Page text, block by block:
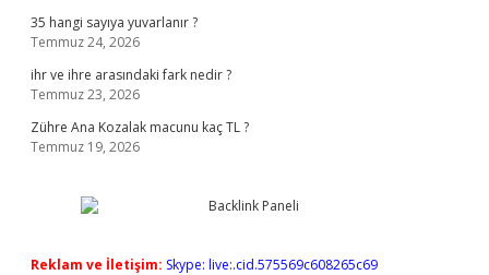
35 hangi sayıya yuvarlanır ?
Temmuz 24, 2026
ihr ve ihre arasındaki fark nedir ?
Temmuz 23, 2026
Zühre Ana Kozalak macunu kaç TL ?
Temmuz 19, 2026
Reklam ve İletişim: Skype: live:.cid.575569c608265c69